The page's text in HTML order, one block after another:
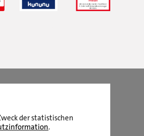
der statistischen
.